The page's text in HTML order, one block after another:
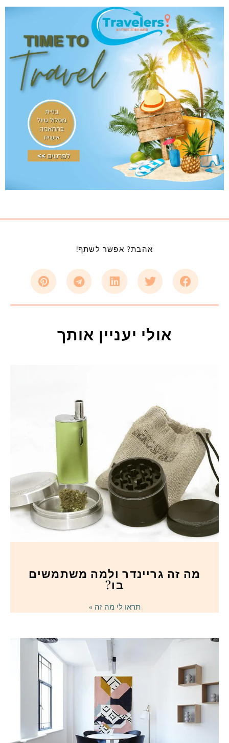
אהבת? אפשר לשתף!
אולי יעניין אותך
מה זה גריינדר ולמה משתמשים
בו?
תראו לי מה זה »